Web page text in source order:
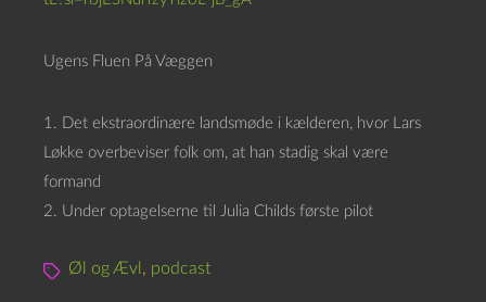
Ugens Fluen På Væggen
1. Det ekstraordinære landsmøde i kælderen, hvor Lars
Løkke overbeviser folk om, at han stadig skal være
formand
2. Under optagelserne til Julia Childs første pilot
Øl og Ævl , podcast